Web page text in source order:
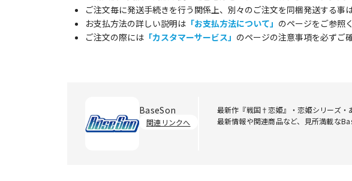
ご注文毎に発送手続きを行う関係上、別々のご注文を同梱発送する事
お支払方法の詳しい説明は 「お支払方法について」 のページをご参照
ご注文の際には 「カスタマーサービス」 のページの注意事項を必ずご
BaseSon
関連リンクへ
最新作『戦国†恋姫』・恋姫シリーズ・
最新情報や関連商品など、見所満載な